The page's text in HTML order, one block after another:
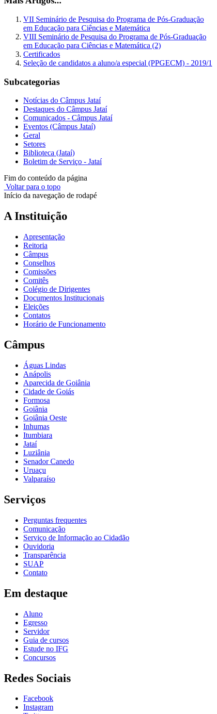
VII Seminário de Pesquisa do Programa de Pós-Graduação
em Educação para Ciências e Matemática
VIII Seminário de Pesquisa do Programa de Pós-Graduação
em Educação para Ciências e Matemática (2)
Certificados
Seleção de candidatos a aluno/a especial (PPGECM) - 2019/1
Subcategorias
Notícias do Câmpus Jataí
Destaques do Câmpus Jataí
Comunicados - Câmpus Jataí
Eventos (Câmpus Jataí)
Geral
Setores
Biblioteca (Jataí)
Boletim de Serviço - Jataí
Fim do conteúdo da página
Voltar para o topo
Início da navegação de rodapé
A Instituição
Apresentação
Reitoria
Câmpus
Conselhos
Comissões
Comitês
Colégio de Dirigentes
Documentos Institucionais
Eleições
Contatos
Horário de Funcionamento
Câmpus
Águas Lindas
Anápolis
Aparecida de Goiânia
Cidade de Goiás
Formosa
Goiânia
Goiânia Oeste
Inhumas
Itumbiara
Jataí
Luziânia
Senador Canedo
Uruaçu
Valparaíso
Serviços
Perguntas frequentes
Comunicação
Serviço de Informação ao Cidadão
Ouvidoria
Transparência
SUAP
Contato
Em destaque
Aluno
Egresso
Servidor
Guia de cursos
Estude no IFG
Concursos
Redes Sociais
Facebook
Instagram